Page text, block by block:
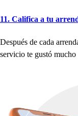
11. Califica a tu
Después de cada
servicio te gustó mucho